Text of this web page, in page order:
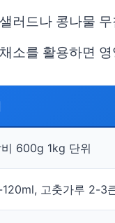
러드나 콩나물
소를 활용하면
600g 1kg 단위
고춧가루 2-3